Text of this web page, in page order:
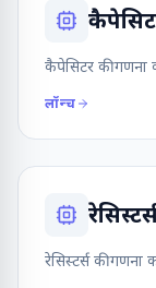
कैपेसिटर की गणना
लॉन्च
रेसिस्टर्स की गणना